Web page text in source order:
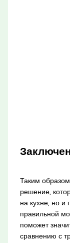
Таким
решение,
на кухне, но
правильной
поможет
сравнению с